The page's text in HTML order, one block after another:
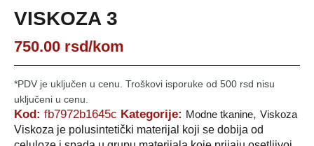
VISKOZA 3
750.00 rsd/kom
*PDV je uključen u cenu. Troškovi isporuke od 500 rsd nisu
uključeni u cenu.
Kod: fb7972b1645c Kategorije: Modne tkanine, Viskoza
Viskoza je polusintetički materijal koji se dobija od